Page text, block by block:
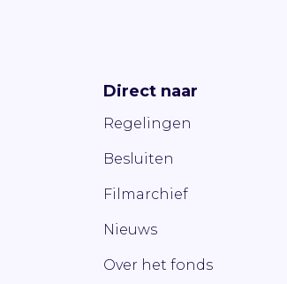
Direct naar
Regelingen
Besluiten
Filmarchief
Nieuws
Over het fonds